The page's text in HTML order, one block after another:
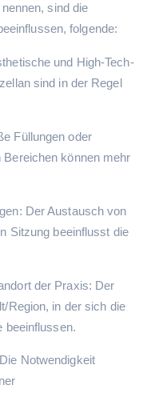
sind die
folgende:
und High-Tech-
sind in der Regel
Füllungen oder
können mehr
Der Austausch von
Sitzung beeinflusst die
der Praxis: Der
Region, in der sich die
beeinflussen.
Notwendigkeit